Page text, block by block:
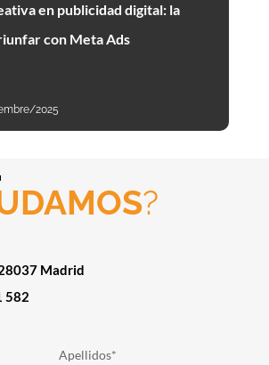
en publicidad digital: la
con Meta Ads
2025
?
Madrid
582
Apellidos*